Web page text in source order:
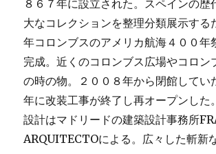
８６７年に設立された。スペインの歴
大なコレクションを整理分類展示する
年コロンブスのアメリカ航海４００年
完成。近くのコロンブス広場やコロン
の時の物。２００８年から閉館してい
年に改装工事が終了し再オープンした
設計はマドリードの建築設計事務所
ARQUITECTOによる。広々した斬新